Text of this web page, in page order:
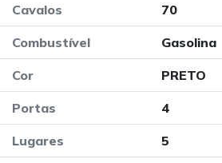
Cavalos 70
Combustível Gasolina
Cor PRETO
Portas 4
Lugares 5